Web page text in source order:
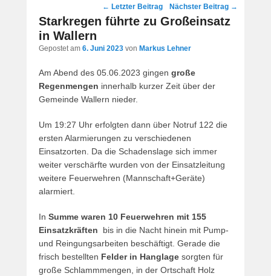
Post
navigation
← Letzter Beitrag Nächster Beitrag →
Starkregen führte zu Großeinsatz
in Wallern
Gepostet am 6. Juni 2023 von Markus Lehner
Am Abend des 05.06.2023 gingen große
Regenmengen innerhalb kurzer Zeit über der
Gemeinde Wallern nieder.
Um 19:27 Uhr erfolgten dann über Notruf 122 die
ersten Alarmierungen zu verschiedenen
Einsatzorten. Da die Schadenslage sich immer
weiter verschärfte wurden von der Einsatzleitung
weitere Feuerwehren (Mannschaft+Geräte)
alarmiert.
In Summe waren 10 Feuerwehren mit 155
Einsatzkräften bis in die Nacht hinein mit Pump-
und Reingungsarbeiten beschäftigt. Gerade die
frisch bestellten Felder in Hanglage sorgten für
große Schlammmengen, in der Ortschaft Holz